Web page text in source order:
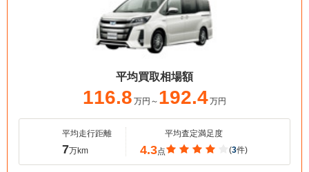
平均買取相場額
116.8 万円～ 192.4万円
平均走行距離
7万km
平均査定満足度
4.3点 (3件)